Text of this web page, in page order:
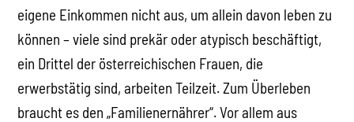
eigene Einkommen nicht aus, um allein davon leben zu
können – viele sind prekär oder atypisch beschäftigt,
ein Drittel der österreichischen Frauen, die
erwerbstätig sind, arbeiten Teilzeit. Zum Überleben
braucht es den „Familienernährer“. Vor allem aus